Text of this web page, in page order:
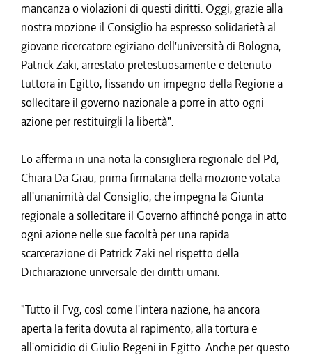
mancanza o violazioni di questi diritti. Oggi, grazie alla
nostra mozione il Consiglio ha espresso solidarietà al
giovane ricercatore egiziano dell'università di Bologna,
Patrick Zaki, arrestato pretestuosamente e detenuto
tuttora in Egitto, fissando un impegno della Regione a
sollecitare il governo nazionale a porre in atto ogni
azione per restituirgli la libertà".
Lo afferma in una nota la consigliera regionale del Pd,
Chiara Da Giau, prima firmataria della mozione votata
all'unanimità dal Consiglio, che impegna la Giunta
regionale a sollecitare il Governo affinché ponga in atto
ogni azione nelle sue facoltà per una rapida
scarcerazione di Patrick Zaki nel rispetto della
Dichiarazione universale dei diritti umani.
"Tutto il Fvg, così come l'intera nazione, ha ancora
aperta la ferita dovuta al rapimento, alla tortura e
all'omicidio di Giulio Regeni in Egitto. Anche per questo